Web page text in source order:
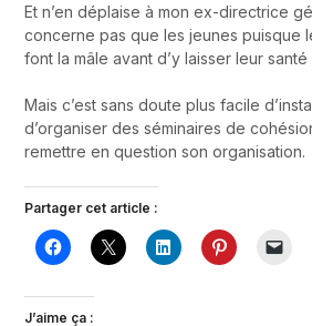
Et n’en déplaise à mon ex-directrice
concerne pas que les jeunes puisque
font la mâle avant d’y laisser leur
Mais c’est sans doute plus facile
d’organiser des séminaires de
remettre en question son organisation.
Partager cet article :
J’aime ça :